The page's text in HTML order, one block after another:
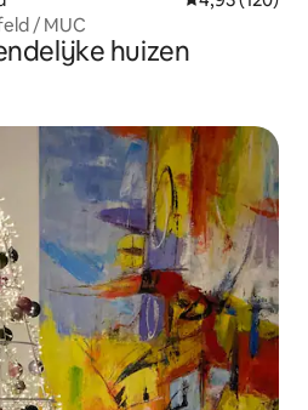
/ MUC
huizen